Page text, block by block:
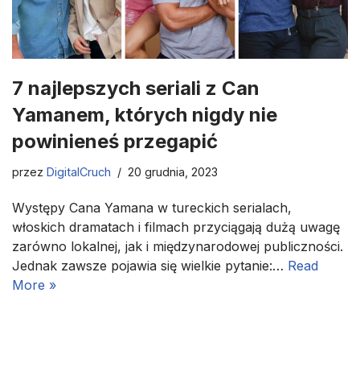
7 najlepszych seriali z Can
Yamanem, których nigdy nie
powinieneś przegapić
przez DigitalCruch 20 grudnia, 2023
Występy Cana Yamana w tureckich serialach,
włoskich dramatach i filmach przyciągają dużą uwagę
zarówno lokalnej, jak i międzynarodowej publiczności.
Jednak zawsze pojawia się wielkie pytanie:… Read
More »